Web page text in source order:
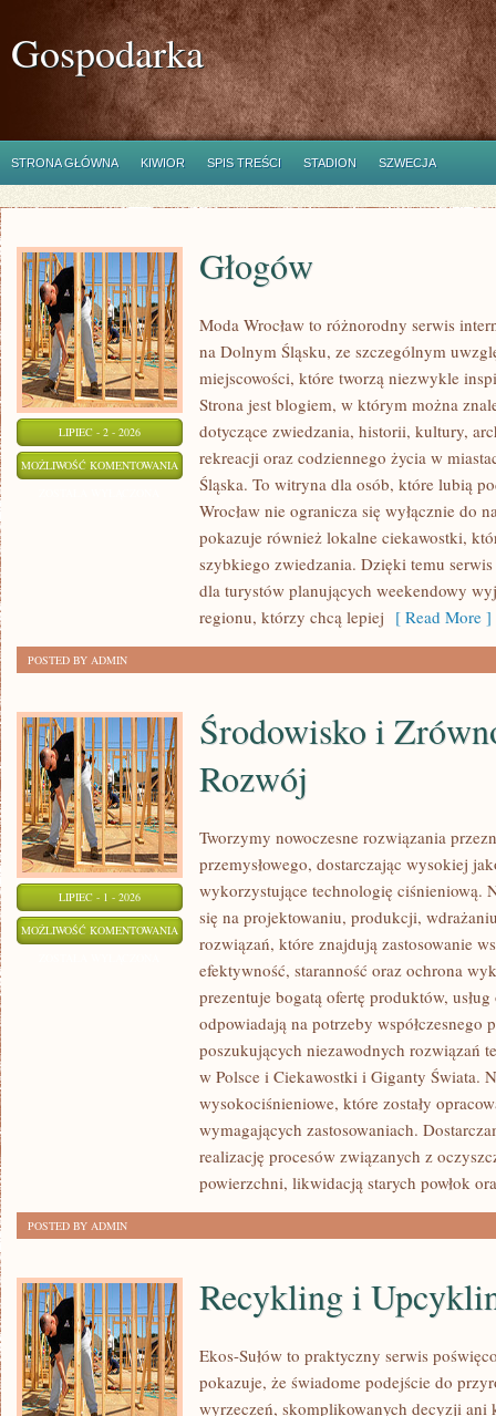
Gospodarka
STRONA GŁÓWNA KIWIOR SPIS TREŚCI STADION SZWECJA
LIPIEC - 2 - 2026
MOŻLIWOŚĆ KOMENTOWANIA GŁOGÓW
Głogów
Moda Wrocław to różnorodny serwis
na Dolnym Śląsku, ze szczególnym
miejscowości, które tworzą niezwykle
Strona jest blogiem, w którym można
dotyczące zwiedzania, historii, kultury,
rekreacji oraz codziennego życia w
Śląska. To witryna dla osób, które lubią
Wrocław nie ogranicza się wyłącznie do
pokazuje również lokalne ciekawostki,
szybkiego zwiedzania. Dzięki temu
dla turystów planujących weekendowy
regionu, którzy chcą lepiej [ Read More ]
POSTED BY ADMIN
LIPIEC - 1 - 2026
MOŻLIWOŚĆ KOMENTOWANIA ŚRODOWISKO
ZRÓWNOWAŻONY
Środowisko i
Rozwój
Tworzymy nowoczesne rozwiązania
przemysłowego, dostarczając wysokiej
wykorzystujące technologię ciśnieniową.
się na projektowaniu, produkcji,
rozwiązań, które znajdują zastosowanie
efektywność, staranność oraz ochrona
prezentuje bogatą ofertę produktów,
odpowiadają na potrzeby współczesnego
poszukujących niezawodnych rozwiązań
w Polsce i Ciekawostki i Giganty Świata.
wysokociśnieniowe, które zostały
wymagających zastosowaniach.
realizację procesów związanych z
powierzchni, likwidacją starych powłok
POSTED BY ADMIN
Recykling i
Ekos-Sułów to praktyczny serwis
pokazuje, że świadome podejście do
wyrzeczeń, skomplikowanych decyzji ani